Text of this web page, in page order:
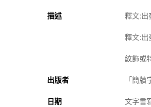
描述 釋文:出
釋文:出
紋飾或
出版者 「簡
日期 文字書